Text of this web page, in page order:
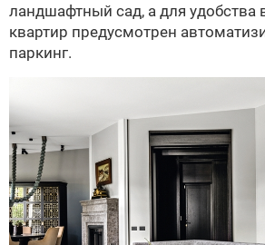
ландшафтный сад, а для удобства
квартир предусмотрен
паркинг.